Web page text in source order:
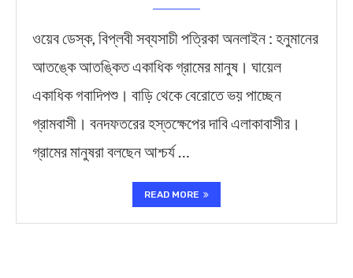
ওয়েব ডেস্ক, বিপ্লবী সব্যসাচী পত্রিকা অনলাইন : হনুমানের
আতঙ্কে আতঙ্কিত একাধিক গ্রামের মানুষ। ঘায়েল
একাধিক গবাদিপশু। বাড়ি থেকে বেরোতে ভয় পাচ্ছেন
গ্রামবাসী। বনদফতরের হস্তক্ষেপের দাবি এলাকাবাসীর।
গ্রামের মানুষরা বলছেন আশ্চর্য …
READ MORE